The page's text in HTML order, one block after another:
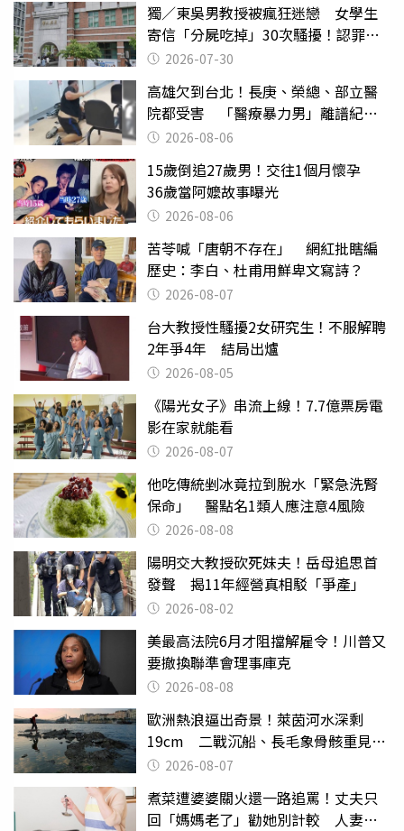
獨／東吳男教授被瘋狂迷戀 女學生
寄信「分屍吃掉」30次騷擾！認罪免
關 2026-07-30
高雄欠到台北！長庚、榮總、部立醫
院都受害 「醫療暴力男」離譜紀錄
曝光2026-08-06
15歲倒追27歲男！交往1個月懷孕
36歲當阿嬤故事曝光
2026-08-06
苦苓喊「唐朝不存在」 網紅批瞎編
歷史：李白、杜甫用鮮卑文寫詩？
2026-08-07
台大教授性騷擾2女研究生！不服解聘
2年爭4年 結局出爐
2026-08-05
《陽光女子》串流上線！7.7億票房電
影在家就能看
2026-08-07
他吃傳統剉冰竟拉到脫水「緊急洗腎
保命」 醫點名1類人應注意4風險
2026-08-08
陽明交大教授砍死妹夫！岳母追思首
發聲 揭11年經營真相駁「爭產」
2026-08-02
美最高法院6月才阻擋解雇令！川普又
要撤換聯準會理事庫克
2026-08-08
歐洲熱浪逼出奇景！萊茵河水深剩
19cm 二戰沉船、長毛象骨骸重見天
日 2026-08-07
煮菜遭婆婆關火還一路追罵！丈夫只
回「媽媽老了」勸她別計較 人妻超